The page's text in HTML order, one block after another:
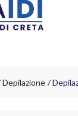
Depilazione